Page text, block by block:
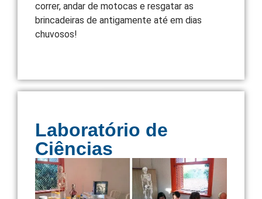
correr, andar de motocas e resgatar as
brincadeiras de antigamente até em dias
chuvosos!
Laboratório de
Ciências